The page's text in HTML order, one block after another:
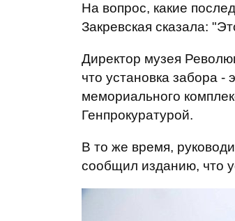
На вопрос, какие
Закревская сказала:
Директор музея
что установка забора -
мемориального
Генпрокуратурой.
В то же время,
сообщил изданию, что